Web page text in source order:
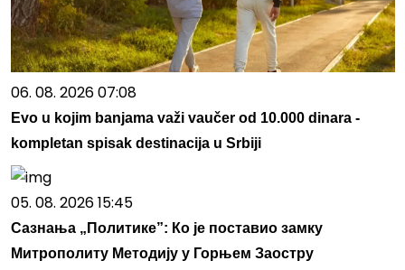
06. 08. 2026 07:08
Evo u kojim banjama važi vaučer od 10.000 dinara -
kompletan spisak destinacija u Srbiji
05. 08. 2026 15:45
Сазнања „Политике”: Ко је поставио замку
Митрополиту Методију у Горњем Заостру